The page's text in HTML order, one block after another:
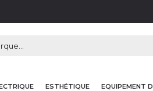
ESTHÉTIQUE EQUIPEMENT